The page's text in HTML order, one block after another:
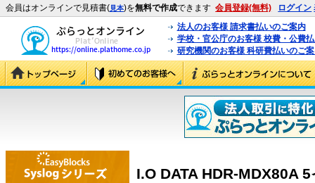
会員はオンラインで見積書(見本)を無料で作成できます 会員登録(無料) ログイン
法人のお客様 請求書払いのご案内
学校・官公庁のお客様 校費・公費
研究機関のお客様 科研費払いのご
I.O DATA HDR-MDX80A